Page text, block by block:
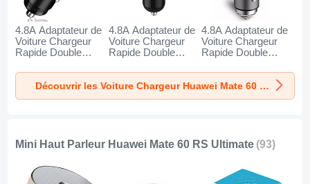
4.8A Adaptateur de
Voiture Chargeur
Rapide Double
K10 pour Huawei
Mate 60 RS
Ultimate Noir
4.8A Adaptateur de
Voiture Chargeur
Rapide Double
K07 pour Huawei
Mate 60 RS
Ultimate Rouge
4.8A Adaptateur de
Voiture Chargeur
Rapide Double
K08 pour Huawei
Mate 60 RS
Ultimate Argent
Découvrir les Voiture Chargeur Huawei Mate 60 RS Ultimate
Mini Haut Parleur Huawei Mate 60 RS Ultimate (93)